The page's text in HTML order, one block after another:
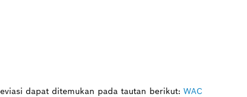
dapat ditemukan pada tautan berikut: WAC